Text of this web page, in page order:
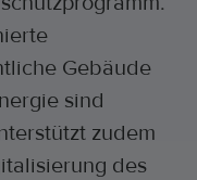
Gebäude
sind
zudem
des